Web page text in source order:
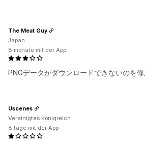
PNGデータがダウンロードできないのを
The Meat Guy
Japan
8 monate mit der App
Uscenes
Vereinigtes Königreich
8 tage mit der App